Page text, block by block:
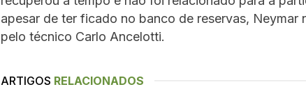
apesar de ter ficado no banco de reservas, Neymar
pelo técnico Carlo Ancelotti.
ARTIGOS RELACIONADOS